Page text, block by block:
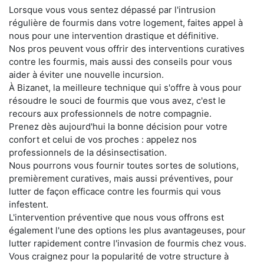
Lorsque vous vous sentez dépassé par l'intrusion
régulière de fourmis dans votre logement, faites appel à
nous pour une intervention drastique et définitive.
Nos pros peuvent vous offrir des interventions curatives
contre les fourmis, mais aussi des conseils pour vous
aider à éviter une nouvelle incursion.
À Bizanet, la meilleure technique qui s'offre à vous pour
résoudre le souci de fourmis que vous avez, c'est le
recours aux professionnels de notre compagnie.
Prenez dès aujourd'hui la bonne décision pour votre
confort et celui de vos proches : appelez nos
professionnels de la désinsectisation.
Nous pourrons vous fournir toutes sortes de solutions,
premièrement curatives, mais aussi préventives, pour
lutter de façon efficace contre les fourmis qui vous
infestent.
L'intervention préventive que nous vous offrons est
également l'une des options les plus avantageuses, pour
lutter rapidement contre l'invasion de fourmis chez vous.
Vous craignez pour la popularité de votre structure à